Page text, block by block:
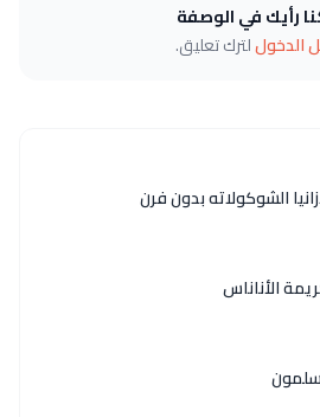
رأيك في الوصفة
الدخوللترك تعليق.
الشوكولاته بدون فرن
الأناناس